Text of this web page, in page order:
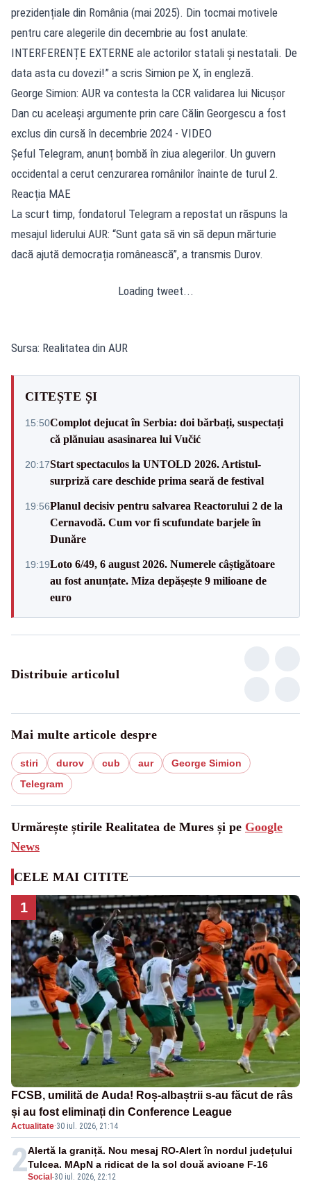
prezidențiale din România (mai 2025). Din tocmai motivele
pentru care alegerile din decembrie au fost anulate:
INTERFERENȚE EXTERNE ale actorilor statali și nestatali. De
data asta cu dovezi!” a scris Simion pe X, în engleză.
George Simion: AUR va contesta la CCR validarea lui Nicușor
Dan cu aceleași argumente prin care Călin Georgescu a fost
exclus din cursă în decembrie 2024 - VIDEO
Șeful Telegram, anunț bombă în ziua alegerilor. Un guvern
occidental a cerut cenzurarea românilor înainte de turul 2.
Reacția MAE
La scurt timp, fondatorul Telegram a repostat un răspuns la
mesajul liderului AUR: “Sunt gata să vin să depun mărturie
dacă ajută democrația românească”, a transmis Durov.
Loading tweet...
Sursa: Realitatea din AUR
CITEȘTE ȘI
15:50Complot dejucat în Serbia: doi bărbați, suspectați
că plănuiau asasinarea lui Vučić
20:17Start spectaculos la UNTOLD 2026. Artistul-
surpriză care deschide prima seară de festival
19:56Planul decisiv pentru salvarea Reactorului 2 de la
Cernavodă. Cum vor fi scufundate barjele în
Dunăre
19:19Loto 6/49, 6 august 2026. Numerele câștigătoare
au fost anunțate. Miza depășește 9 milioane de
euro
Distribuie articolul
Mai multe articole despre
stiri durov cub aur
George Simion
Telegram
Urmărește știrile Realitatea de Mures și pe Google
News
CELE MAI CITITE
1
FCSB, umilită de Auda! Roș-albaștrii s-au făcut de râs
și au fost eliminați din Conference League
Actualitate·30 iul. 2026, 21:14
2Social -30 iul. 2026, 22:12
Alertă la graniță. Nou mesaj RO-Alert în nordul județului
Tulcea. MApN a ridicat de la sol două avioane F-16